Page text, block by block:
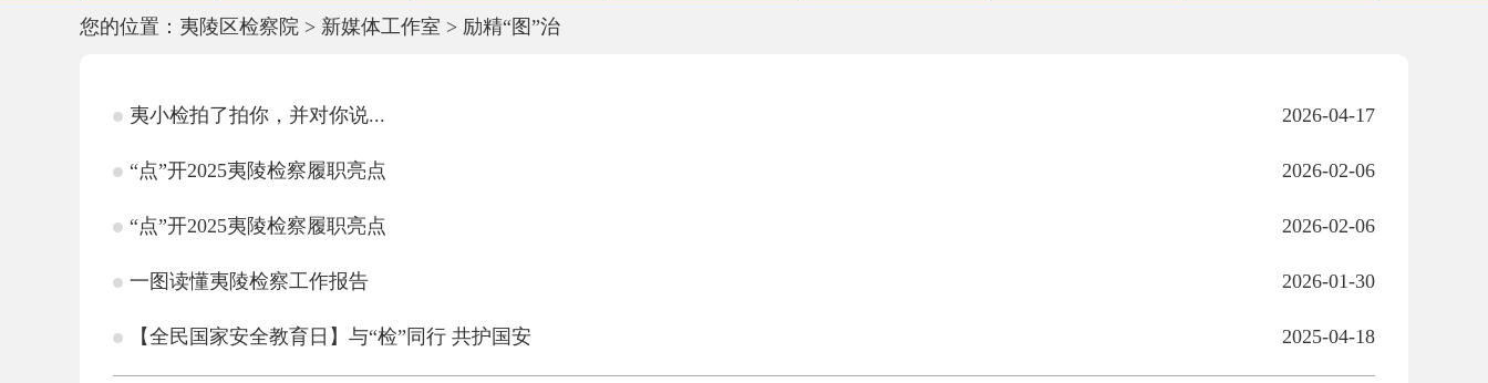
您的位置： 夷陵区检察院 > 新媒体工作室 > 励精“图”治
2026-04-17
夷小检拍了拍你，并对你说...
2026-02-06
“点”开2025夷陵检察履职亮点
2026-02-06
“点”开2025夷陵检察履职亮点
2026-01-30
一图读懂夷陵检察工作报告
2025-04-18
【全民国家安全教育日】与“检”同行 共护国安